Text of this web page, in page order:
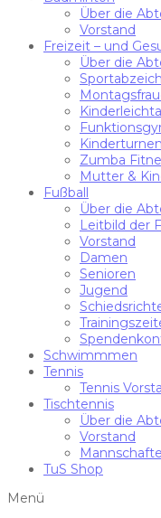
Über die
Vorstand
Freizeit – und
Über die
Kinderturnen
Zumba
Mutter &
Fußball
Über die
Leitbild der
Vorstand
Damen
Senioren
Jugend
Schwimmmen
Tennis
Tennis
Tischtennis
Über die
Vorstand
TuS Shop
Menü